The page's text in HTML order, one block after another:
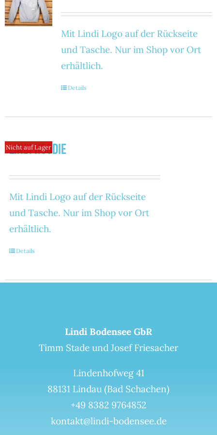
Mit Lindi Logo auf der Rückseite
und Tasche. Nur im Shop vor Ort
erhältlich.
Details
Nicht auf Lager
Lindi Hoodie
Mit Lindi Logo auf der Rückseite
und Tasche. Nur im Shop vor Ort
erhältlich.
Details
Lindi Bodensee GbR
Timm Stade und Josef Friesacher
Lindenhofweg 41
88131 Lindau (Bad Schachen)
+49 8382 9764852
kontakt@lindi-bodensee.de